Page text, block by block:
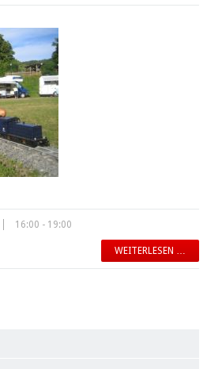
16:00 - 19:00
WEITERLESEN …